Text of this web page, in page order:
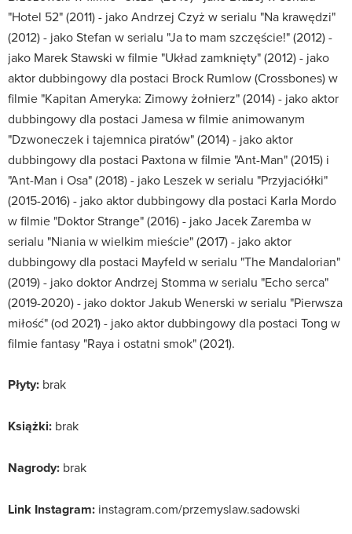
"Hotel 52" (2011) - jako Andrzej Czyż w serialu "Na krawędzi"
(2012) - jako Stefan w serialu "Ja to mam szczęście!" (2012) -
jako Marek Stawski w filmie "Układ zamknięty" (2012) - jako
aktor dubbingowy dla postaci Brock Rumlow (Crossbones) w
filmie "Kapitan Ameryka: Zimowy żołnierz" (2014) - jako aktor
dubbingowy dla postaci Jamesa w filmie animowanym
"Dzwoneczek i tajemnica piratów" (2014) - jako aktor
dubbingowy dla postaci Paxtona w filmie "Ant-Man" (2015) i
"Ant-Man i Osa" (2018) - jako Leszek w serialu "Przyjaciółki"
(2015-2016) - jako aktor dubbingowy dla postaci Karla Mordo
w filmie "Doktor Strange" (2016) - jako Jacek Zaremba w
serialu "Niania w wielkim mieście" (2017) - jako aktor
dubbingowy dla postaci Mayfeld w serialu "The Mandalorian"
(2019) - jako doktor Andrzej Stomma w serialu "Echo serca"
(2019-2020) - jako doktor Jakub Wenerski w serialu "Pierwsza
miłość" (od 2021) - jako aktor dubbingowy dla postaci Tong w
filmie fantasy "Raya i ostatni smok" (2021).
Płyty: brak
Książki: brak
Nagrody: brak
Link Instagram: instagram.com/przemyslaw.sadowski